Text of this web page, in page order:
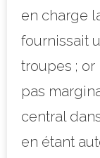
en charge
fournissait
troupes ; or
pas
central
en étant